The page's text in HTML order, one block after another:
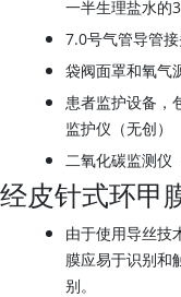
一半生理盐水的3
7.0号气管导管
袋阀面罩和氧气
患者监护设备，
监护仪（无创）
二氧化碳监测仪
经皮针式环甲
由于使用导丝技
膜应易于识别和
别。